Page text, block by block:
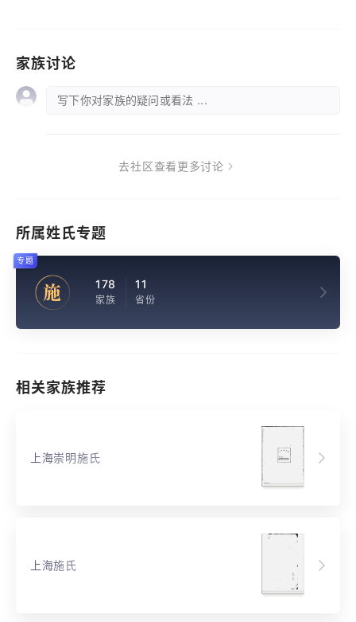
家族讨论
写下你对家族的疑问或看法 ...
去社区查看更多讨论
所属姓氏专题
施 178
家族
11
省份
专题
相关家族推荐
上海崇明施氏
上海施氏